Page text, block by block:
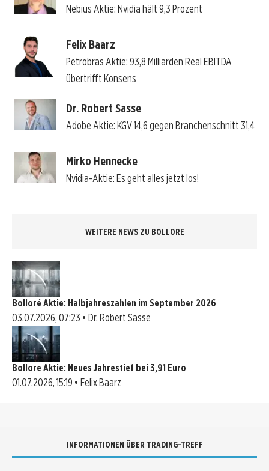
Nebius Aktie: Nvidia hält 9,3 Prozent
Felix Baarz
Petrobras Aktie: 93,8 Milliarden Real EBITDA
übertrifft Konsens
Dr. Robert Sasse
Adobe Aktie: KGV 14,6 gegen Branchenschnitt 31,4
Mirko Hennecke
Nvidia-Aktie: Es geht alles jetzt los!
WEITERE NEWS ZU BOLLORE
Bolloré Aktie: Halbjahreszahlen im September 2026
03.07.2026, 07:23 • Dr. Robert Sasse
Bollore Aktie: Neues Jahrestief bei 3,91 Euro
01.07.2026, 15:19 • Felix Baarz
INFORMATIONEN ÜBER TRADING-TREFF